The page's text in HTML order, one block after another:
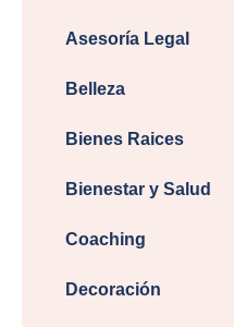
Asesoría Legal
Belleza
Bienes Raices
Bienestar y Salud
Coaching
Decoración